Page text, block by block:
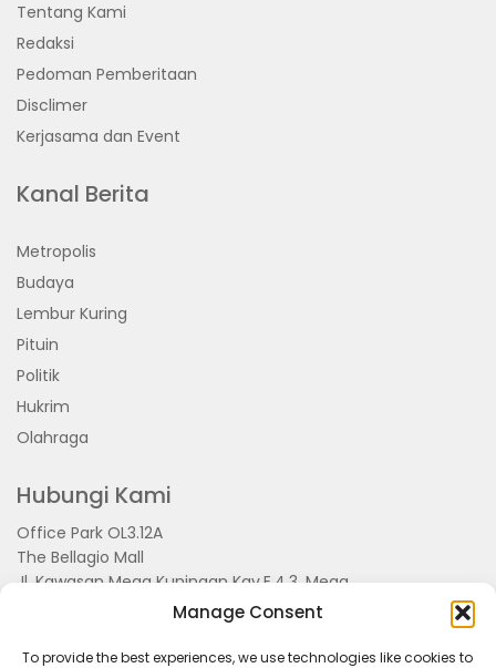
Manage Consent
To provide the best experiences, we use technologies like cookies to
Tentang Kami
Redaksi
Pedoman Pemberitaan
Disclimer
Kerjasama dan Event
Kanal Berita
Metropolis
Budaya
Lembur Kuring
Pituin
Politik
Hukrim
Olahraga
Hubungi Kami
Office Park OL3.12A
The Bellagio Mall
Jl. Kawasan Mega Kuningan Kav.E.4.3, Mega
Kuningan, Kel. Kuningan Timur,